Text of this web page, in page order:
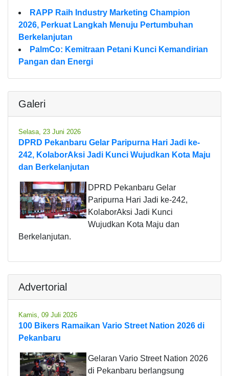
RAPP Raih Industry Marketing Champion
2026, Perkuat Langkah Menuju Pertumbuhan
Berkelanjutan
PalmCo: Kemitraan Petani Kunci Kemandirian
Pangan dan Energi
Galeri
Selasa, 23 Juni 2026
DPRD Pekanbaru Gelar Paripurna Hari Jadi ke-
242, KolaborAksi Jadi Kunci Wujudkan Kota Maju
dan Berkelanjutan
DPRD Pekanbaru Gelar
Paripurna Hari Jadi ke-242,
KolaborAksi Jadi Kunci
Wujudkan Kota Maju dan
Berkelanjutan.
Advertorial
Kamis, 09 Juli 2026
100 Bikers Ramaikan Vario Street Nation 2026 di
Pekanbaru
Gelaran Vario Street Nation 2026
di Pekanbaru berlangsung